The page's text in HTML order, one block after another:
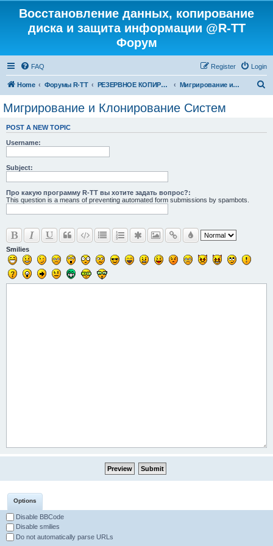
Восстановление данных, копирование
диска и защита информации @R-TT
Форум
FAQ Login
Register
Home Форумы R-TT РЕЗЕРВНОЕ КОПИРОВАНИЕ И ВОССТАНОВЛЕНИЕ СИСТЕМ Мигрирование и Клонирование Систем
Мигрирование и Клонирование Систем
POST A NEW TOPIC
Username:
Subject:
Про какую программу R-TT вы хотите задать вопрос?:
This question is a means of preventing automated form submissions by spambots.
Smilies
Options
Disable BBCode
Disable smilies
Do not automatically parse URLs